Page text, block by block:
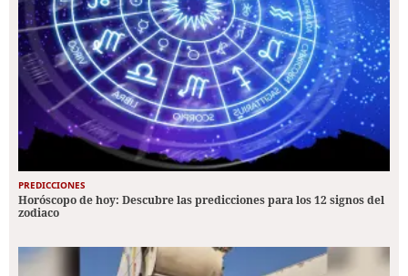
PREDICCIONES
Horóscopo de hoy: Descubre las predicciones para los 12 signos del
zodiaco